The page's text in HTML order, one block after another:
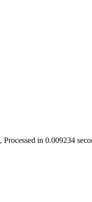
, Processed in 0.009234